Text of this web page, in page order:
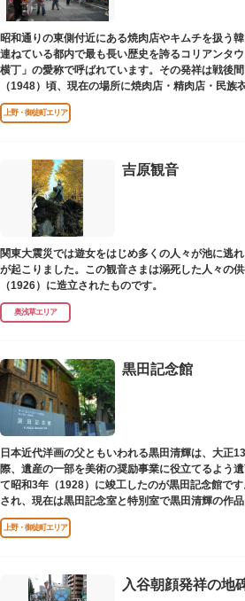
昭和通りの東側付近にある焼肉店やキムチを扱う
連ねている都内で最も長い歴史を誇るコリアンタ
横丁」の愛称で呼ばれています。その発祥は戦後
（1948）頃、現在の場所に焼肉店・精肉店・民族
端を発しています。
上野・御徒町エリア
吉原観音
関東大震災では遊女をはじめ多くの人々が池に逃
が起こりました。この観音さまは溺死した人々の
（1926）に造立されたものです。
奥浅草エリア
黒田記念館
日本近代洋画の父ともいわれる黒田清輝は、大正
際、遺産の一部を美術の奨励事業に役立てるよう
て昭和3年（1928）に竣工したのが黒田記念館で
され、現在は黒田記念室と特別室で黒田清輝の作品
上野・御徒町エリア
入谷朝顔発祥の地